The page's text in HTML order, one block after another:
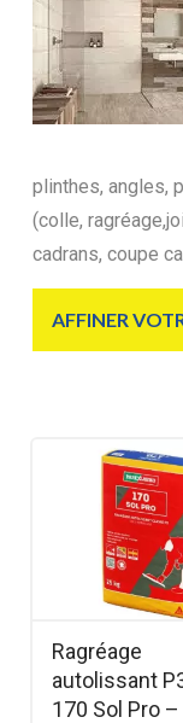
plinthes, angles,
(colle,
cadrans, coupe
AFFINER
Ragréage
autolissant
170 Sol Pro –